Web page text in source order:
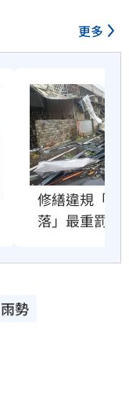
更多
修繕違規「鐵
落」最重罰30
雨勢